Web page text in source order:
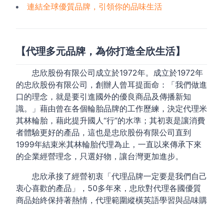
連結全球優質品牌，引領你的品味生活
【代理多元品牌，為你打造全欣生活】
忠欣股份有限公司成立於1972年。成立於1972年
的忠欣股份有限公司，創辦人曾耳提面命：「我們做進
口的理念，就是要引進國外的優良商品及傳播新知
識。」藉由曾在各個輪胎品牌的工作歷練，決定代理米
其林輪胎，藉此提升國人“行”的水準；其初衷是讓消費
者體驗更好的產品，這也是忠欣股份有限公司直到
1999年結束米其林輪胎代理為止，一直以來傳承下來
的企業經營理念，只選好物，讓台灣更加進步。
忠欣承接了經營初衷「代理品牌一定要是我們自己
衷心喜歡的產品」，50多年來，忠欣對代理各國優質
商品始終保持著熱情，代理範圍縱橫英語學習與品味購